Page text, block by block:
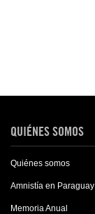
QUIÉNES SOMOS
Quiénes somos
Amnistía en Paraguay
Memoria Anual